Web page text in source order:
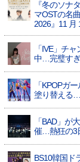
『冬のソナ
マOSTの名
2026』11 月
「IVE」チ
中…完璧す
「KPOPガ
塗り替える
「BAD」が
催…熱狂の3
BS10韓国ド